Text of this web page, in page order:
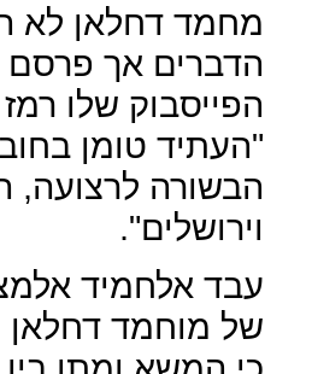
מחמד דחלאן לא
הדברים אך
הפייסבוק שלו
"העתיד טומן
הבשורה לרצועה,
וירושלים".
עבד אלחמיד
של מוחמד